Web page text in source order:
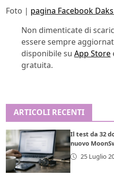
Foto | pagina Facebook
Non dimenticate di
essere sempre
disponibile su App Store
gratuita.
ARTICOLI RECENTI
Il test da 32
nuovo
25 Luglio